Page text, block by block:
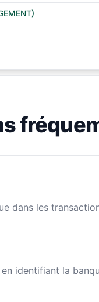
dans les
identifiant la